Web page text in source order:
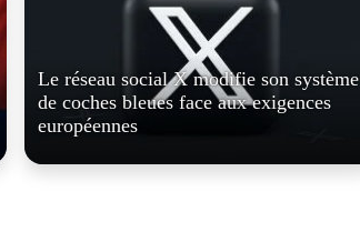
Le réseau social X modifie son système
de coches bleues face aux exigences
européennes